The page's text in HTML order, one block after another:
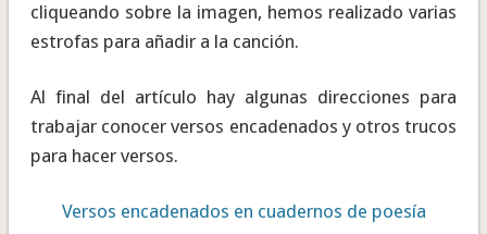
cliqueando sobre la imagen, hemos realizado varias
estrofas para añadir a la canción.
Al final del artículo hay algunas direcciones para
trabajar conocer versos encadenados y otros trucos
para hacer versos.
Versos encadenados en cuadernos de poesía